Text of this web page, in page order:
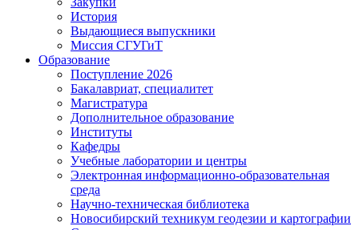
История
Выдающиеся выпускники
Миссия СГУГиТ
Образование
Поступление 2026
Бакалавриат, специалитет
Магистратура
Дополнительное образование
Институты
Кафедры
Учебные лаборатории и центры
Электронная информационно-образовательная
среда
Научно-техническая библиотека
Новосибирский техникум геодезии и картографии